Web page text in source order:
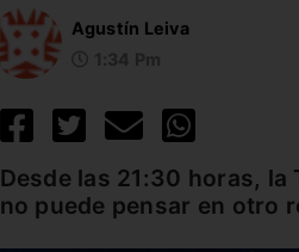
Agustín Leiva
Desde las 21:30 horas,
no puede pensar en otro